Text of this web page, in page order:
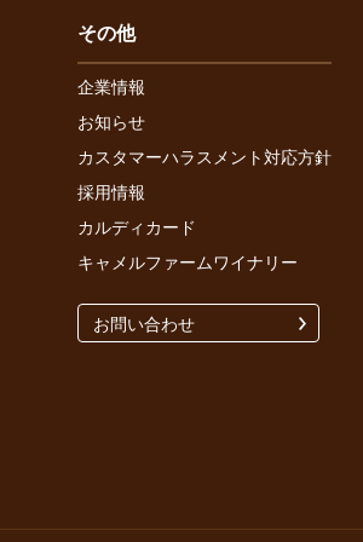
その他
企業情報
お知らせ
カスタマーハラスメント対応方針
採用情報
カルディカード
キャメルファームワイナリー
お問い合わせ